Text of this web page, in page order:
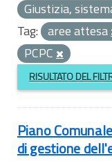
Giustizia,
Tag: aree attesa
PCPC
RISULTATO DEL
Piano
di gestione